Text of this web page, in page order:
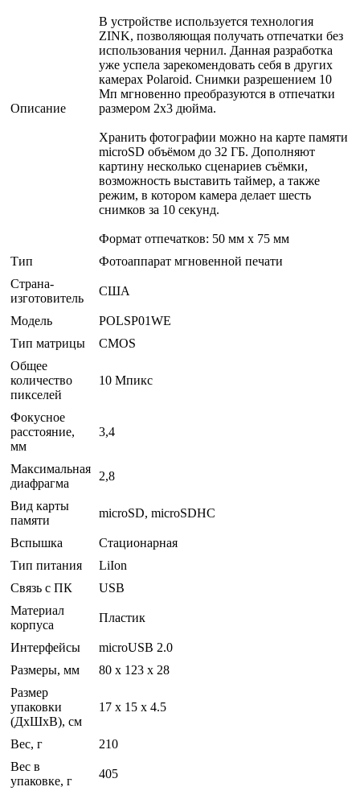
Описание
В устройстве используется технология
ZINK, позволяющая получать отпечатки без
использования чернил. Данная разработка
уже успела зарекомендовать себя в других
камерах Polaroid. Снимки разрешением 10
Мп мгновенно преобразуются в отпечатки
размером 2х3 дюйма.
Хранить фотографии можно на карте памяти
microSD объёмом до 32 ГБ. Дополняют
картину несколько сценариев съёмки,
возможность выставить таймер, а также
режим, в котором камера делает шесть
снимков за 10 секунд.
Формат отпечатков: 50 мм х 75 мм
Тип
Фотоаппарат мгновенной печати
Страна-
изготовитель
США
Модель
POLSP01WE
Тип матрицы
CMOS
Общее
количество
пикселей
10 Мпикс
Фокусное
расстояние,
мм
3,4
Максимальная
диафрагма
2,8
Вид карты
памяти
microSD, microSDHC
Вспышка
Стационарная
Тип питания
LiIon
Связь с ПК
USB
Материал
корпуса
Пластик
Интерфейсы
microUSB 2.0
Размеры, мм
80 x 123 x 28
Размер
упаковки
(ДхШхВ), см
17 x 15 x 4.5
Вес, г
210
Вес в
упаковке, г
405